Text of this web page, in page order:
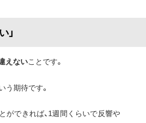
」
えないことです。
う期待です。
ができれば、1週間くらいで反響や